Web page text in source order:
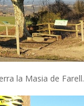
la Masia de Farell.